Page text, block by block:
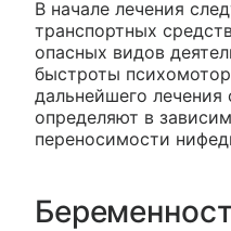
В начале лечения
транспортных
опасных видов
быстроты
дальнейшего лечения
определяют в
переносимости